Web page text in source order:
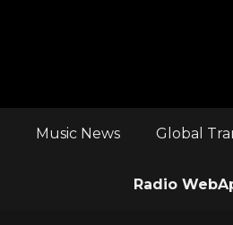
Music News Global
Radio